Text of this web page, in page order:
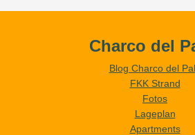
Charco del
Blog Charco del
FKK Strand
Fotos
Lageplan
Apartments